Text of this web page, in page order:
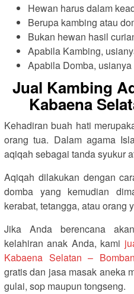
Hewan harus dalam
Berupa kambing atau
Bukan hewan hasil
Apabila Kambing,
Apabila Domba,
Jual Kambing
Kabaena
Kehadiran buah hati
orang tua. Dalam agama
aqiqah sebagai tanda syukur
Aqiqah dilakukan dengan
domba yang kemudian
kerabat, tetangga, atau orang
Jika Anda berencana
kelahiran anak Anda, kami
Kabaena Selatan –
gratis dan jasa masak aneka
gulai, sop maupun tongseng.